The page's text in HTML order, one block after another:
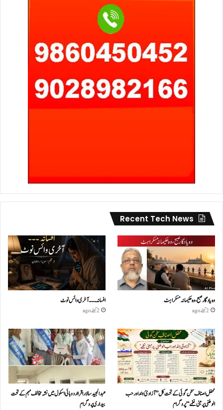
Recent Tech News
وہ یادگار صبح، وہ حکیمانہ مسکراہٹ
2 گھنٹے ago
افسانہ۔۔۔آخری وائس نوٹ
2 گھنٹے ago
محفل اصناف سخن گوئی کے تحت کل ”آزادئ ہند اور حب
الوطنی پر مبنی نغمے“پروگرام
عبدالمجید سالار اقرا اردو ہائی اسکول میں نشہ مخالف مہم کے تحت
بیداری پروگرام